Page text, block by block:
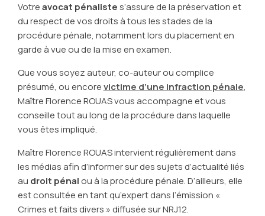
Votreavocat pénalistes’assure de la préservation et
du respect de vos droits à tous les stades de la
procédure pénale, notamment lors du placement en
garde à vue ou de la mise en examen.
Que vous soyez auteur, co-auteur ou complice
présumé, ou encorevictime d’une infraction pénale,
Maître Florence ROUAS vous accompagne et vous
conseille tout au long de la procédure dans laquelle
vous êtes impliqué.
Maître Florence ROUAS intervient régulièrement dans
les médias afin d’informer sur des sujets d’actualité liés
au droit pénal ou à la procédure pénale. D’ailleurs, elle
est consultée en tant qu’expert dans l’émission «
Crimes et faits divers » diffusée sur NRJ12.